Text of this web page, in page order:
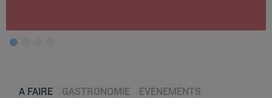
A FAIRE GASTRONOMIE
EVENEMENTS